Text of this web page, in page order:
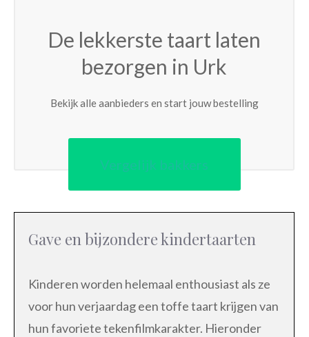
De lekkerste taart laten
bezorgen in Urk
Bekijk alle aanbieders en start jouw bestelling
Vergelijk bakkers
Gave en bijzondere kindertaarten
Kinderen worden helemaal enthousiast als ze
voor hun verjaardag een toffe taart krijgen van
hun favoriete tekenfilmkarakter. Hieronder